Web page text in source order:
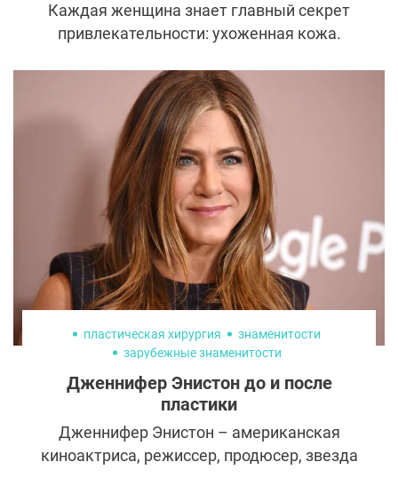
Каждая женщина знает главный секрет
привлекательности: ухоженная кожа.
нити, лифтинги, лазерные подтяжки и,
наконец, пластические операции - вот
неполный список того, что находится в
арсенале современной индустрии красоты.
пластическая хирургия
знаменитости
зарубежные знаменитости
Дженнифер Энистон до и после
пластики
Дженнифер Энистон – американская
киноактриса, режиссер, продюсер, звезда